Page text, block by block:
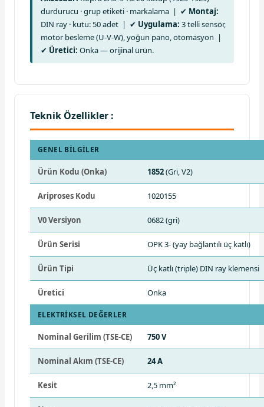
durdurucu · grup etiketi · markalama | ✔ Montaj:
DIN ray · kutu: 50 adet | ✔ Uygulama: 3 telli sensör,
motor besleme (U-V-W), yoğun pano, otomasyon |
✔ Üretici: Onka — orijinal ürün.
Teknik Özellikler :
GENEL BILGILER
Ürün Kodu (Onka) 1852(Gri, V2)
Ariproses Kodu 1020155
V0 Versiyon 0682 (gri)
Ürün Serisi OPK 3- (yay bağlantılı üç katlı)
Ürün Tipi Üç katlı (triple) DIN ray klemensi
Üretici Onka
ELEKTRIKSEL DEĞERLER
Nominal Gerilim (TSE-CE) 750 V
Nominal Akım (TSE-CE) 24 A
Kesit 2,5 mm²